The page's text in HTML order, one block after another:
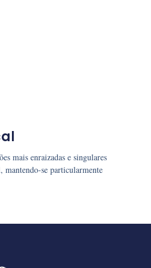
mais enraizadas e singulares
mantendo-se particularmente